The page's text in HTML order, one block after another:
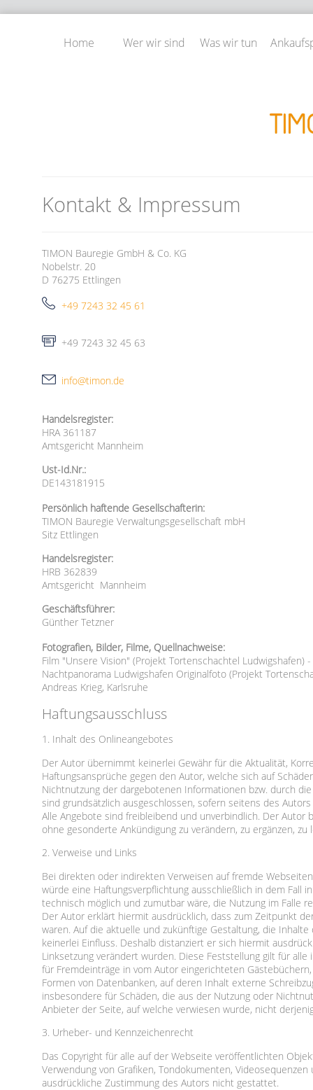
Home Wer wir sind Was wir tun
Kontakt & Impressum
TIMON Bauregie GmbH & Co. KG
Nobelstr. 20
D 76275 Ettlingen
+49 7243 32 45 61
+49 7243 32 45 63
info@timon.de
Handelsregister:
HRA 361187
Amtsgericht Mannheim
Ust-Id.Nr.:
DE143181915
Persönlich haftende Gesellschafterin:
TIMON Bauregie Verwaltungsgesellschaft mbH
Sitz Ettlingen
Handelsregister:
HRB 362839
Amtsgericht Mannheim
Geschäftsführer:
Günther Tetzner
Fotografien, Bilder, Filme, Quellnachweise:
Film "Unsere Vision" (Projekt Tortenschachtel Ludwigshafen) -
Nachtpanorama Ludwigshafen Originalfoto (Projekt
Andreas Krieg, Karlsruhe
Haftungsausschluss
1. Inhalt des Onlineangebotes
Der Autor übernimmt keinerlei Gewähr für die Aktualität,
Haftungsansprüche gegen den Autor, welche sich auf
Nichtnutzung der dargebotenen Informationen bzw. durch
sind grundsätzlich ausgeschlossen, sofern seitens des
Alle Angebote sind freibleibend und unverbindlich. Der
ohne gesonderte Ankündigung zu verändern, zu ergänzen,
2. Verweise und Links
Bei direkten oder indirekten Verweisen auf fremde
würde eine Haftungsverpflichtung ausschließlich in dem Fall
technisch möglich und zumutbar wäre, die Nutzung im Falle
Der Autor erklärt hiermit ausdrücklich, dass zum Zeitpunkt
waren. Auf die aktuelle und zukünftige Gestaltung, die
keinerlei Einfluss. Deshalb distanziert er sich hiermit
Linksetzung verändert wurden. Diese Feststellung gilt für
für Fremdeinträge in vom Autor eingerichteten
Formen von Datenbanken, auf deren Inhalt externe
insbesondere für Schäden, die aus der Nutzung oder
Anbieter der Seite, auf welche verwiesen wurde, nicht
3. Urheber- und Kennzeichenrecht
Das Copyright für alle auf der Webseite veröffentlichten
Verwendung von Grafiken, Tondokumenten,
ausdrückliche Zustimmung des Autors nicht gestattet.